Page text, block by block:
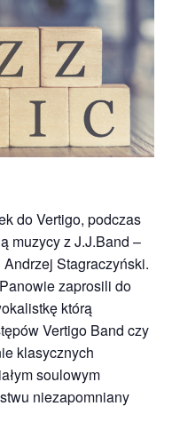
do Vertigo, podczas
muzycy z J.J.Band –
Stagraczyński.
zaprosili do
którą
Vertigo Band czy
klasycznych
soulowym
niezapomniany